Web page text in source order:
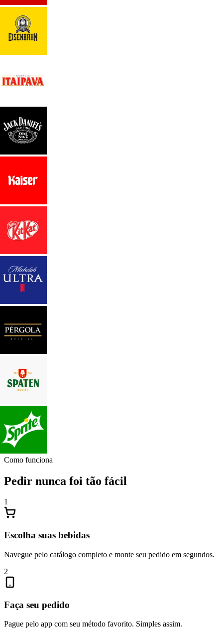
Como funciona
Pedir nunca foi tão fácil
1
Escolha suas bebidas
Navegue pelo catálogo completo e monte seu pedido em segundos.
2
Faça seu pedido
Pague pelo app com seu método favorito. Simples assim.